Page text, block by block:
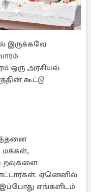
இருக்கவே
ஒரு அரசியல்
கூட்டு
மக்கள்,
ஏனெனில்
எங்களிடம்